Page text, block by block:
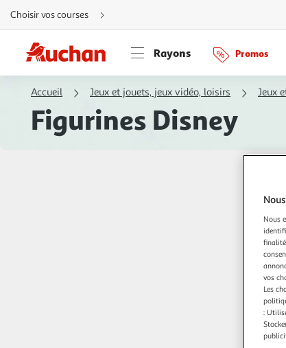
Aller
directement
au
Aller
directement
à
la
Aller
navigation
Choisir vos courses
Rayons Promos
Accueil Jeux et jouets, jeux vidéo, loisirs Jeux
Figurines Disney
Nous
vos
Les
: